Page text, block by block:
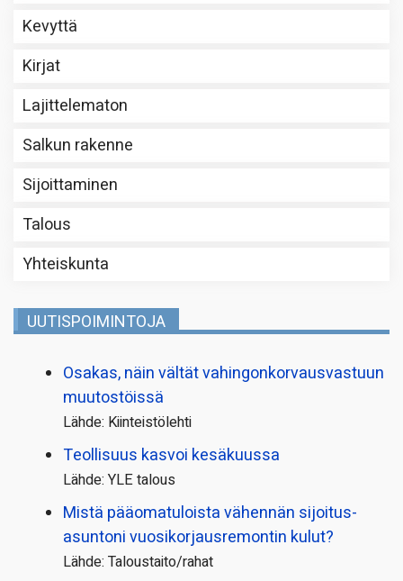
Kevyttä
Kirjat
Lajittelematon
Salkun rakenne
Sijoittaminen
Talous
Yhteiskunta
UUTISPOIMINTOJA
Osakas, näin vältät vahingonkorvausvastuun
muutostöissä
Lähde: Kiinteistölehti
Teollisuus kasvoi kesäkuussa
Lähde: YLE talous
Mistä pääoma­tuloista vähennän sijoitus­
asuntoni vuosikorjaus­remontin kulut?
Lähde: Taloustaito/rahat